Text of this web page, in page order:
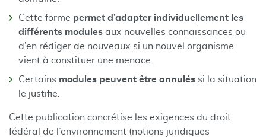
Cette forme permet d’adapter individuellement les
différents modules aux nouvelles connaissances ou
d’en rédiger de nouveaux si un nouvel organisme
vient à constituer une menace.
Certains modules peuvent être annulés si la situation
le justifie.
Cette publication concrétise les exigences du droit
fédéral de l’environnement (notions juridiques